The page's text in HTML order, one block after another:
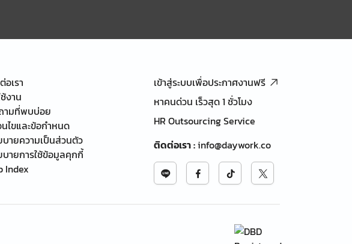
อเรา
งาน
ามที่พบบ่อย
นไขและข้อกำหนด
บายความเป็นส่วนตัว
บายการใช้ข้อมูลคุกกี้
Index
เข้าสู่ระบบเพื่อประกาศงานฟรี
หาคนด่วน เร็วสุด 1 ชั่วโมง
HR Outsourcing Service
ติดต่อเรา:info@daywork.co